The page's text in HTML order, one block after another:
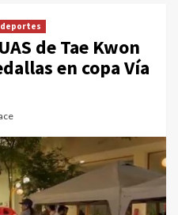
de Tae Kwon
en copa Vía